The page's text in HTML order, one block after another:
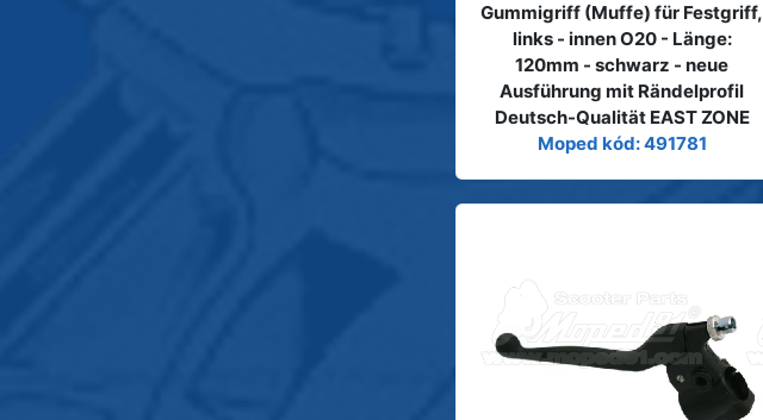
Gummigriff (Muffe) für Festgriff,
links - innen O20 - Länge:
120mm - schwarz - neue
Ausführung mit Rändelprofil
Deutsch-Qualität EAST ZONE
Moped kód: 491781